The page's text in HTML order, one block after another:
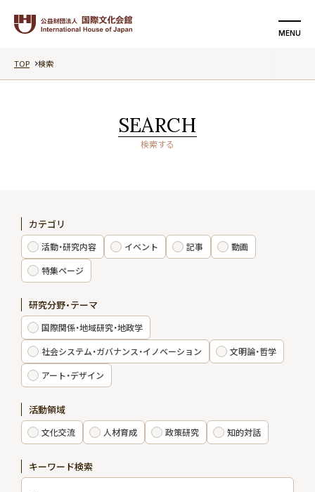
MENU
国際文化会館について
記事
動画
特集ページ
エキスパート
出版物・報告書
お知らせ
TOP 検索
SEARCH
検索する
カテゴリ
活動・研究内容 イベント 記事
動画
特集ページ
研究分野・テーマ
国際関係・地域研究・地政学
社会システム・ガバナンス・イノベーション
文明論・哲学
アート・デザイン
活動領域
文化交流 人材育成 政策研究 知的対話
キーワード検索